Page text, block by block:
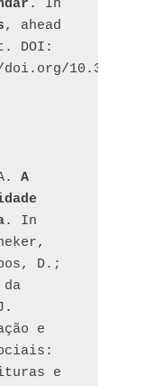
, ahead
DOI:
10.30962/
A
. In
D.;
da
e
e